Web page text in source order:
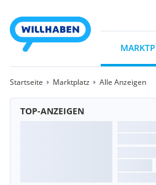
Startseite Marktplatz Alle Anzeigen
TOP-ANZEIGEN